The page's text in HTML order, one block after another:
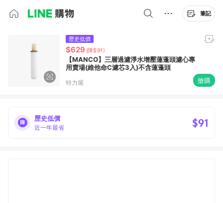
筆記
歷史低價
$629 (降$91)
【MANCO】三層過濾淨水增壓蓮蓬頭濾心專
用賣場(維他命C濾芯3入)不含蓮蓬頭
特力屋 搶購
歷史低價
近一年最省 $91